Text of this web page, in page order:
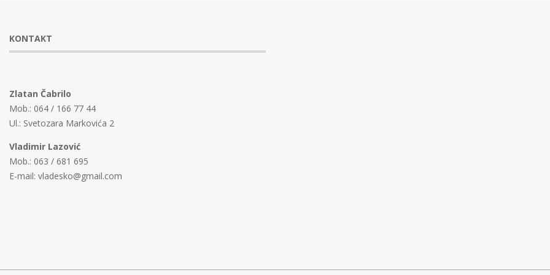
KONTAKT
Zlatan Čabrilo
Mob.: 064 / 166 77 44
Ul.: Svetozara Markovića 2
Vladimir Lazović
Mob.: 063 / 681 695
E-mail: vladesko@gmail.com